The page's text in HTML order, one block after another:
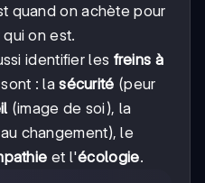
quand on achète pour
on est.
identifier les freins à
: lasécurité (peur
(image de soi), la
changement), le
et l'écologie.